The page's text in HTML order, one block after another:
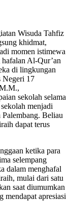
Wisuda Tahfiz
khidmat,
momen istimewa
Al-Qur’an
di lingkungan
Negeri 17
sekolah selama
menjadi
Beliau
dapat terus
ketika para
selempang
dalam menghafal
mulai dari satu
saat diumumkan
mendapat apresiasi